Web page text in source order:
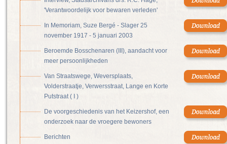
'Verantwoordelijk voor bewaren verleden'
In Memoriam, Suze Bergé - Slager 25
november 1917 - 5 januari 2003
Beroemde Bosschenaren (III), aandacht voor
meer persoonlijkheden
Van Straatswege, Weversplaats,
Volderstraatje, Verwersstraat, Lange en Korte
Putstraat ( I )
De voorgeschiedenis van het Keizershof, een
onderzoek naar de vroegere bewoners
Berichten